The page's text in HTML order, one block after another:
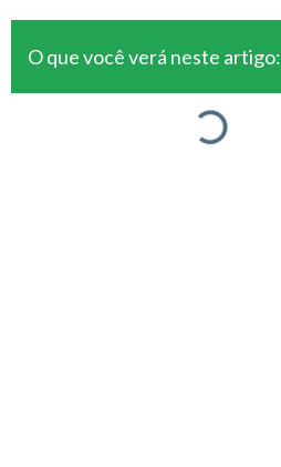
O que você verá neste artigo: